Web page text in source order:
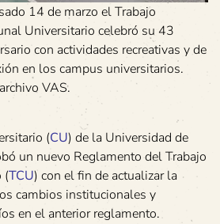
14 de marzo el Trabajo
Universitario celebró su 43
con actividades recreativas y de
en los campus universitarios.
VAS.
(CU) de la Universidad de
un nuevo Reglamento del Trabajo
(TCU) con el fin de actualizar la
cambios institucionales y
en el anterior reglamento.